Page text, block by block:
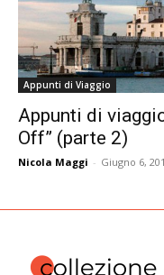
Appunti di Viaggio
Appunti di
Off” (parte 2)
Nicola Maggi - Giugno 6,